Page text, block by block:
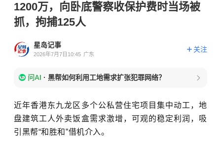
1200万，向卧底警察收保护费时当场被
抓，拘捕125人
星岛记事
2026年7月7日10:45 广东
关注
问AI · 黑帮如何利用工地需求扩张犯罪网络？
近年香港东九龙区多个公私营住宅项目集中动工，地
盘建筑工人外卖饭盒需求激增，可观的稳定利润，吸
引黑帮“和胜和”借机介入。